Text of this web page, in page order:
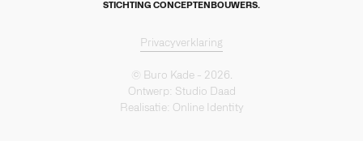
STICHTING CONCEPTENBOUWERS.
Privacyverklaring
© Buro Kade - 2026.
Ontwerp: Studio Daad
Realisatie: Online Identity